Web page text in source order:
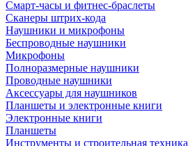
Смарт-часы и фитнес-браслеты
Сканеры штрих-кода
Наушники и микрофоны
Беспроводные наушники
Микрофоны
Полноразмерные наушники
Проводные наушники
Аксессуары для наушников
Планшеты и электронные книги
Электронные книги
Планшеты
Инструменты и строительная техника